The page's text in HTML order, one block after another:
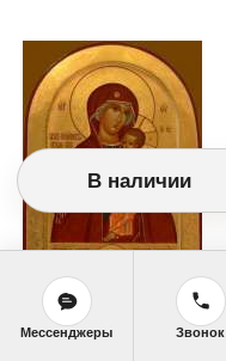
В наличии
Мессенджеры Звонок